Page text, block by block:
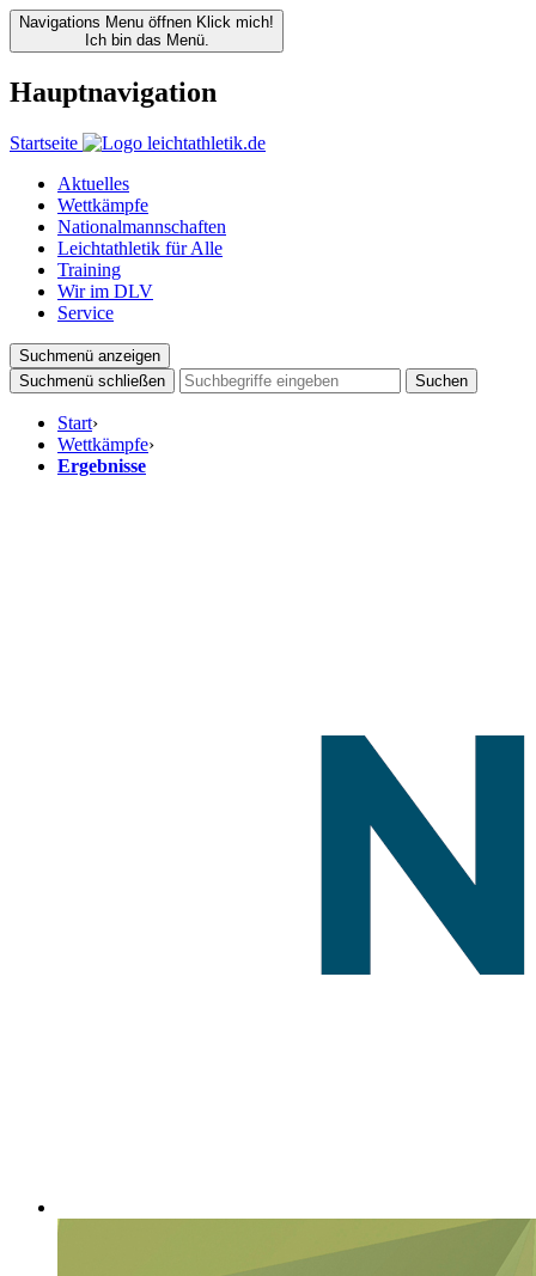
Navigations Menu öffnen Klick mich!
Ich bin das Menü.
Hauptnavigation
Startseite
Aktuelles
Wettkämpfe
Nationalmannschaften
Leichtathletik für Alle
Training
Wir im DLV
Service
Suchmenü anzeigen
Suchmenü schließen
Suchen
Start›
Wettkämpfe›
Ergebnisse